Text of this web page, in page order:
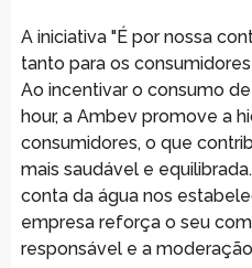
A iniciativa "É por nossa
tanto para os
Ao incentivar o consumo
hour, a Ambev promove a
consumidores, o que
mais saudável e
conta da água nos
empresa reforça o seu
responsável e a